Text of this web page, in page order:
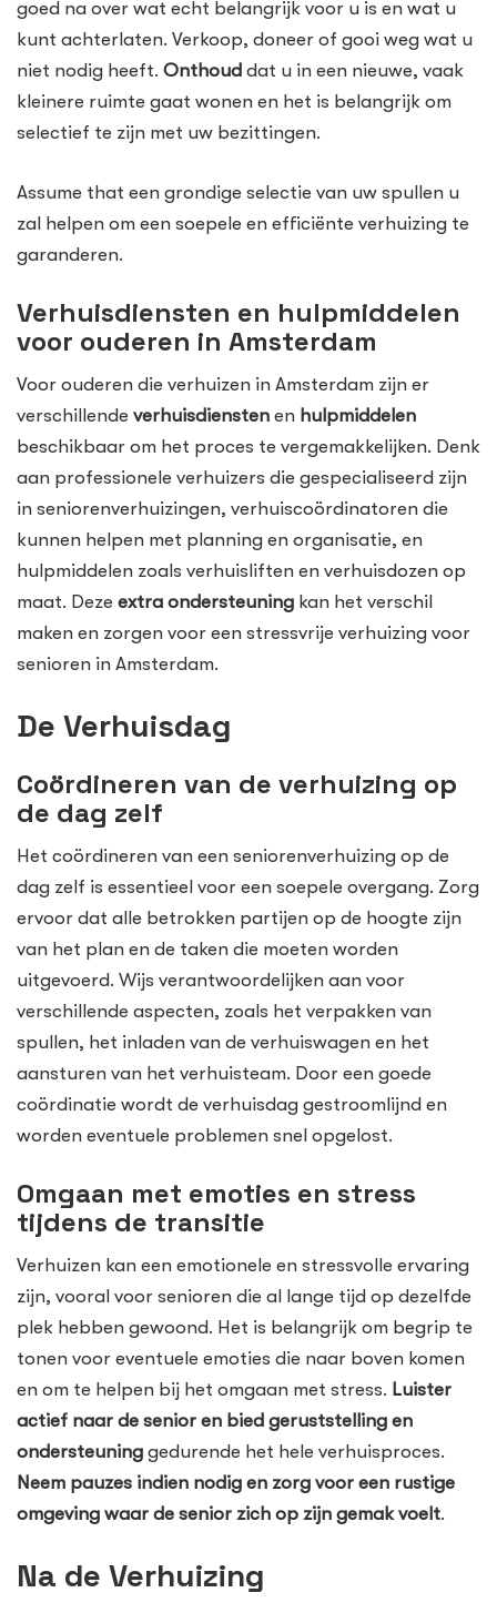
goed na over wat echt belangrijk voor u is en wat u
kunt achterlaten. Verkoop, doneer of gooi weg wat u
niet nodig heeft. Onthoud dat u in een nieuwe, vaak
kleinere ruimte gaat wonen en het is belangrijk om
selectief te zijn met uw bezittingen.
Assume that een grondige selectie van uw spullen u
zal helpen om een soepele en efficiënte verhuizing te
garanderen.
Verhuisdiensten en hulpmiddelen
voor ouderen in Amsterdam
Voor ouderen die verhuizen in Amsterdam zijn er
verschillende verhuisdiensten en hulpmiddelen
beschikbaar om het proces te vergemakkelijken. Denk
aan professionele verhuizers die gespecialiseerd zijn
in seniorenverhuizingen, verhuiscoördinatoren die
kunnen helpen met planning en organisatie, en
hulpmiddelen zoals verhuisliften en verhuisdozen op
maat. Deze extra ondersteuning kan het verschil
maken en zorgen voor een stressvrije verhuizing voor
senioren in Amsterdam.
De Verhuisdag
Coördineren van de verhuizing op
de dag zelf
Het coördineren van een seniorenverhuizing op de
dag zelf is essentieel voor een soepele overgang. Zorg
ervoor dat alle betrokken partijen op de hoogte zijn
van het plan en de taken die moeten worden
uitgevoerd. Wijs verantwoordelijken aan voor
verschillende aspecten, zoals het verpakken van
spullen, het inladen van de verhuiswagen en het
aansturen van het verhuisteam. Door een goede
coördinatie wordt de verhuisdag gestroomlijnd en
worden eventuele problemen snel opgelost.
Omgaan met emoties en stress
tijdens de transitie
Verhuizen kan een emotionele en stressvolle ervaring
zijn, vooral voor senioren die al lange tijd op dezelfde
plek hebben gewoond. Het is belangrijk om begrip te
tonen voor eventuele emoties die naar boven komen
en om te helpen bij het omgaan met stress. Luister
actief naar de senior en bied geruststelling en
ondersteuning gedurende het hele verhuisproces.
Neem pauzes indien nodig en zorg voor een rustige
omgeving waar de senior zich op zijn gemak voelt.
Na de Verhuizing